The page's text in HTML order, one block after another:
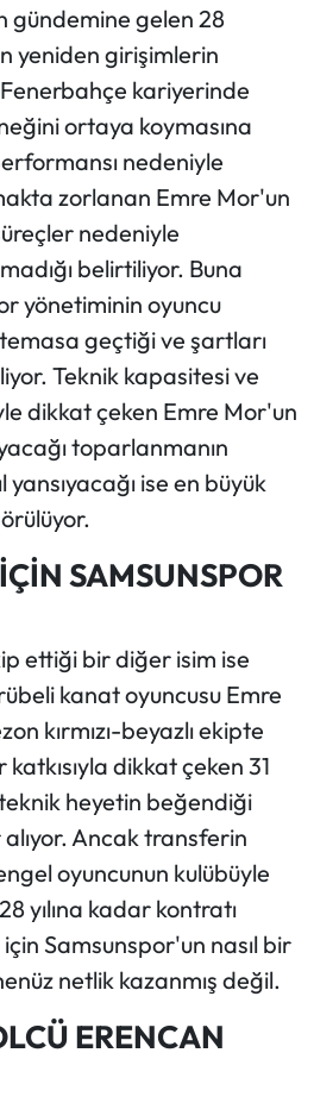
gündemine gelen 28
yeniden girişimlerin
kariyerinde
ortaya koymasına
nedeniyle
zorlanan Emre Mor'un
nedeniyle
belirtiliyor. Buna
yönetiminin oyuncu
geçtiği ve şartları
Teknik kapasitesi ve
dikkat çeken Emre Mor'un
toparlanmanın
ise en büyük
SAMSUNSPOR
ettiği bir diğer isim ise
kanat oyuncusu Emre
kırmızı-beyazlı ekipte
dikkat çeken 31
heyetin beğendiği
Ancak transferin
oyuncunun kulübüyle
yılına kadar kontratı
için Samsunspor'un nasıl bir
netlik kazanmış değil.
ERENCAN